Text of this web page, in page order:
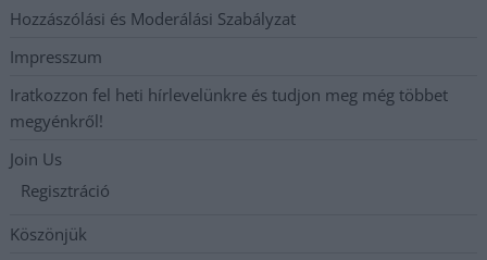
Hozzászólási és Moderálási Szabályzat
Impresszum
Iratkozzon fel heti hírlevelünkre és tudjon meg még többet
megyénkről!
Join Us
Regisztráció
Köszönjük